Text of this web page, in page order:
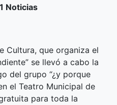
Noticias
Cultura, que organiza el
se llevó a cabo la
del grupo “¿y porque
el Teatro Municipal de
para toda la